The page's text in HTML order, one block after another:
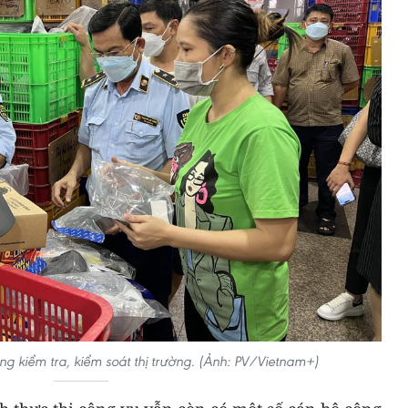
kiểm tra, kiểm soát thị trường. (Ảnh: PV/Vietnam+)